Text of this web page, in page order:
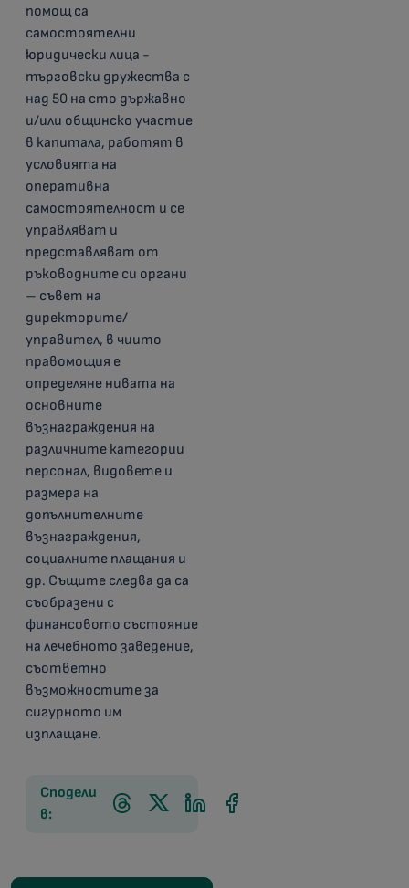
помощ са
самостоятелни
юридически лица -
търговски дружества с
над 50 на сто държавно
и/или общинско участие
в капитала, работят в
условията на
оперативна
самостоятелност и се
управляват и
представляват от
ръководните си органи
– съвет на
директорите/
управител, в чиито
правомощия е
определяне нивата на
основните
възнаграждения на
различните категории
персонал, видовете и
размера на
допълнителните
възнаграждения,
социалните плащания и
др. Същите следва да са
съобразени с
финансовото състояние
на лечебното заведение,
съответно
възможностите за
сигурното им
изплащане.
Сподели
в: